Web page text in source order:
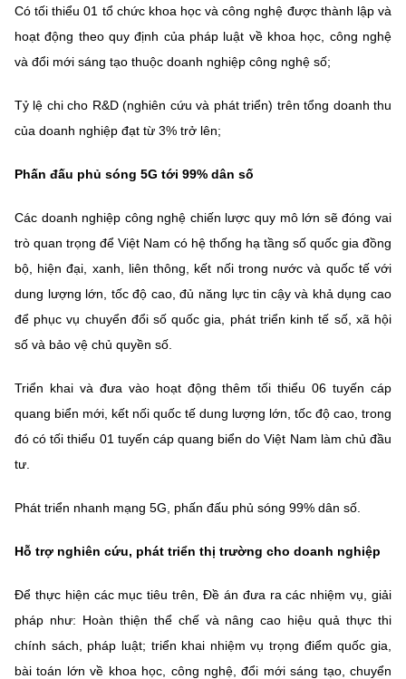
BỘ KHOA HỌC VÀ CÔNG NGHỆ
Điều khoản sử dụng Theo dõi MST: Góp ý
Cơ quan chủ quản: Bộ Khoa học và Công nghệ (MST)
Chịu trách nhiệm nội dung: Nguyễn Thị Hải Hằng
Liên hệ
Điện thoại: 024 3936 9506
Email:stc@mst.gov.vn
(Ghi rõ nguồn "https://mst.gov.vn" khi phát hành lại thông tin từ
website này)
Có tối thiểu 01 tổ chức khoa học và công nghệ được thành lập và
hoạt động theo quy định của pháp luật về khoa học, công nghệ
và đổi mới sáng tạo thuộc doanh nghiệp công nghệ số;
Tỷ lệ chi cho R&D (nghiên cứu và phát triển) trên tổng doanh thu
của doanh nghiệp đạt từ 3% trở lên;
Phấn đấu phủ sóng 5G tới 99% dân số
Các doanh nghiệp công nghệ chiến lược quy mô lớn sẽ đóng vai
trò quan trọng để Việt Nam có hệ thống hạ tầng số quốc gia đồng
bộ, hiện đại, xanh, liên thông, kết nối trong nước và quốc tế với
dung lượng lớn, tốc độ cao, đủ năng lực tin cậy và khả dụng cao
để phục vụ chuyển đổi số quốc gia, phát triển kinh tế số, xã hội
số và bảo vệ chủ quyền số.
Triển khai và đưa vào hoạt động thêm tối thiểu 06 tuyến cáp
quang biển mới, kết nối quốc tế dung lượng lớn, tốc độ cao, trong
đó có tối thiểu 01 tuyến cáp quang biển do Việt Nam làm chủ đầu
tư.
Phát triển nhanh mạng 5G, phấn đấu phủ sóng 99% dân số.
Hỗ trợ nghiên cứu, phát triển thị trường cho doanh nghiệp
Để thực hiện các mục tiêu trên, Đề án đưa ra các nhiệm vụ, giải
pháp như: Hoàn thiện thể chế và nâng cao hiệu quả thực thi
chính sách, pháp luật; triển khai nhiệm vụ trọng điểm quốc gia,
bài toán lớn về khoa học, công nghệ, đổi mới sáng tạo, chuyển